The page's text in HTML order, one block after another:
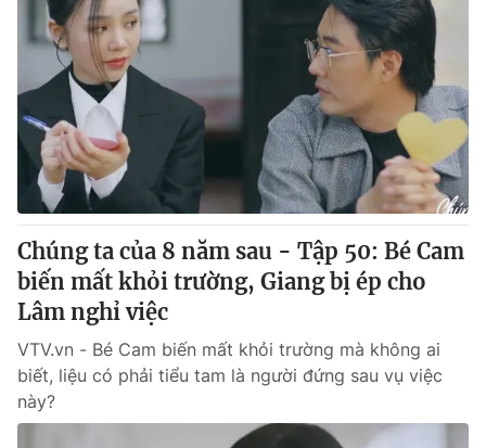
Chúng ta của 8 năm sau - Tập 50: Bé Cam
biến mất khỏi trường, Giang bị ép cho
Lâm nghỉ việc
VTV.vn - Bé Cam biến mất khỏi trường mà không ai
biết, liệu có phải tiểu tam là người đứng sau vụ việc
này?